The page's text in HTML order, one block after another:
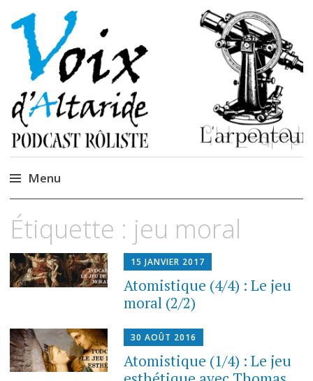
La caverne de
Cendrones
Podcastem et Jidèrenses
Menu
au
contenu
Étiquette : jeu moral
15 JANVIER 2017
Atomistique (4/4) : Le jeu
moral (2/2)
30 AOÛT 2016
Atomistique (1/4) : Le jeu